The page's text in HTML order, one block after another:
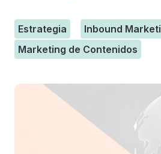
Estrategia
Inbound
Marketing de Contenidos